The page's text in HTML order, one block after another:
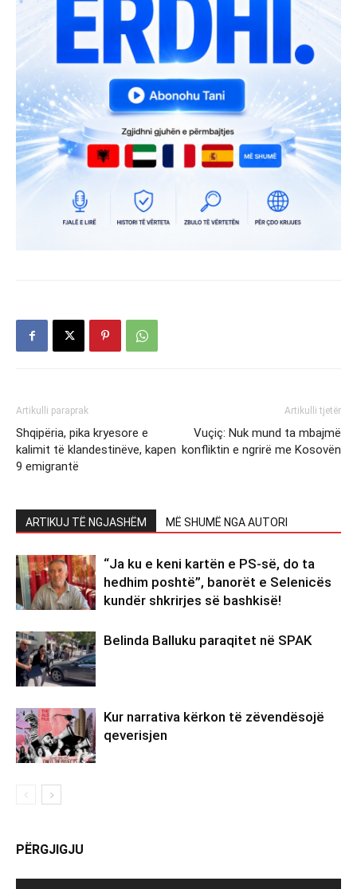
Artikulli paraprak
Shqipëria, pika kryesore e
kalimit të klandestinëve, kapen
9 emigrantë
Artikulli tjetër
Vuçiç: Nuk mund ta mbajmë
konfliktin e ngrirë me Kosovën
ARTIKUJ TË NGJASHËM MË SHUMË NGA AUTORI
“Ja ku e keni kartën e PS-së, do ta
hedhim poshtë”, banorët e Selenicës
kundër shkrirjes së bashkisë!
Belinda Balluku paraqitet në SPAK
Kur narrativa kërkon të zëvendësojë
qeverisjen
PËRGJIGJU